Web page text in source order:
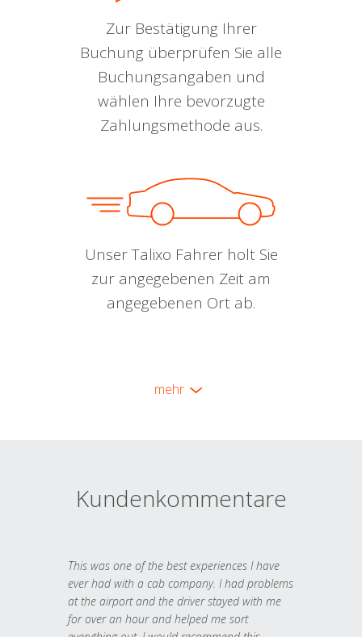
Zur Bestätigung Ihrer
Buchung überprüfen Sie alle
Buchungsangaben und
wählen Ihre bevorzugte
Zahlungsmethode aus.
Unser Talixo Fahrer holt Sie
zur angegebenen Zeit am
angegebenen Ort ab.
mehr
Kundenkommentare
This was one of the best experiences I have
ever had with a cab company. I had problems
at the airport and the driver stayed with me
for over an hour and helped me sort